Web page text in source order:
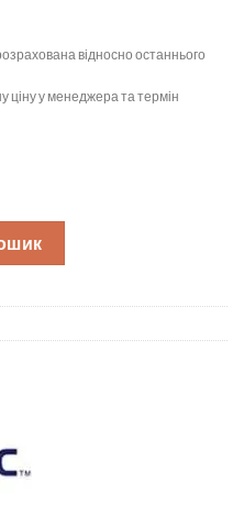
відносно останнього
ціну у менеджера та термін
з поляризаційним